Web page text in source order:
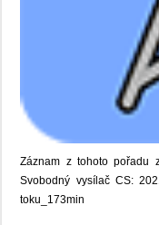
Záznam z tohoto pořadu
Svobodný vysílač CS:
toku_173min